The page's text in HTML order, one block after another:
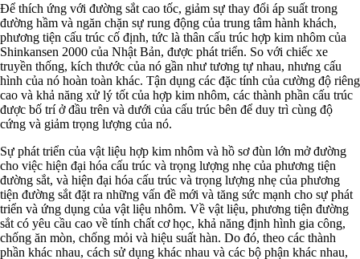
Để thích ứng với đường sắt cao tốc, giảm sự thay đổi áp suất trong
đường hầm và ngăn chặn sự rung động của trung tâm hành khách,
phương tiện cấu trúc cố định, tức là thân cấu trúc hợp kim nhôm của
Shinkansen 2000 của Nhật Bản, được phát triển. So với chiếc xe
truyền thống, kích thước của nó gần như tương tự nhau, nhưng cấu
hình của nó hoàn toàn khác. Tận dụng các đặc tính của cường độ riêng
cao và khả năng xử lý tốt của hợp kim nhôm, các thành phần cấu trúc
được bố trí ở đầu trên và dưới của cấu trúc bên để duy trì cùng độ
cứng và giảm trọng lượng của nó.
Sự phát triển của vật liệu hợp kim nhôm và hồ sơ đùn lớn mở đường
cho việc hiện đại hóa cấu trúc và trọng lượng nhẹ của phương tiện
đường sắt, và hiện đại hóa cấu trúc và trọng lượng nhẹ của phương
tiện đường sắt đặt ra những vấn đề mới và tăng sức mạnh cho sự phát
triển và ứng dụng của vật liệu nhôm. Về vật liệu, phương tiện đường
sắt có yêu cầu cao về tính chất cơ học, khả năng định hình gia công,
chống ăn mòn, chống mỏi và hiệu suất hàn. Do đó, theo các thành
phần khác nhau, cách sử dụng khác nhau và các bộ phận khác nhau,